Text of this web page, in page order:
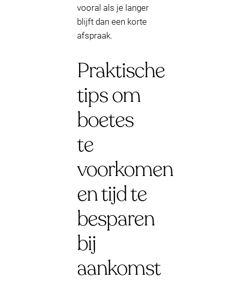
vooral als je langer
blijft dan een korte
afspraak.
Praktische
tips om
boetes
te
voorkomen
en tijd te
besparen
bij
aankomst